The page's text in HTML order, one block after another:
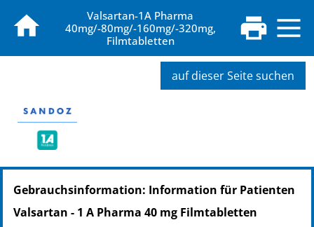
Valsartan-1A Pharma
40mg/-80mg/-160mg/-320mg,
Filmtabletten
auf dieser Seite suchen
PZN: 07581276
PPN: 110758127613
NTIN: 04150075812766
Gebrauchsinformation: Information für Patienten
Valsartan - 1 A Pharma 40 mg Filmtabletten